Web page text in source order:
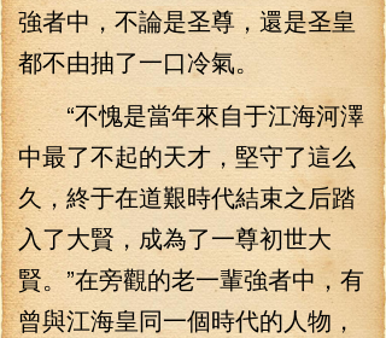
強者中，不論是圣尊，還是圣皇
都不由抽了一口冷氣。
“不愧是當年來自于江海河澤
中最了不起的天才，堅守了這么
久，終于在道艱時代結束之后踏
入了大賢，成為了一尊初世大
賢。”在旁觀的老一輩強者中，有
曾與江海皇同一個時代的人物，